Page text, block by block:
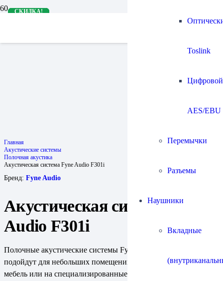
Toslink
Цифровой
AES/EBU
Перемычки
Разъемы
Наушники
Вкладные
Главная
Акустические системы
Полочная акустика
Акустическая система Fyne Audio F301i
Бренд: Fyne Audio
Акустическая система Fyne
Audio F301i
Полочные акустические системы Fyne Audio F301 отлично
подойдут для небольших помещений, устанавливаются на
мебель или на специализированные подставки. Мощное
СКИДКА!
СКИДКА!
СКИДКА!
СКИДКА!
СКИДКА!